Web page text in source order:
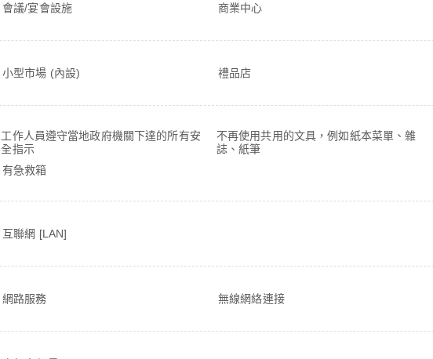
會議/宴會設施 商業中心
小型市場 (內設) 禮品店
工作人員遵守當地政府機關下達的所有安
全指示
不再使用共用的文具，例如紙本菜單、雜
誌、紙筆
有急救箱
互聯網 [LAN]
網路服務 無線網絡連接